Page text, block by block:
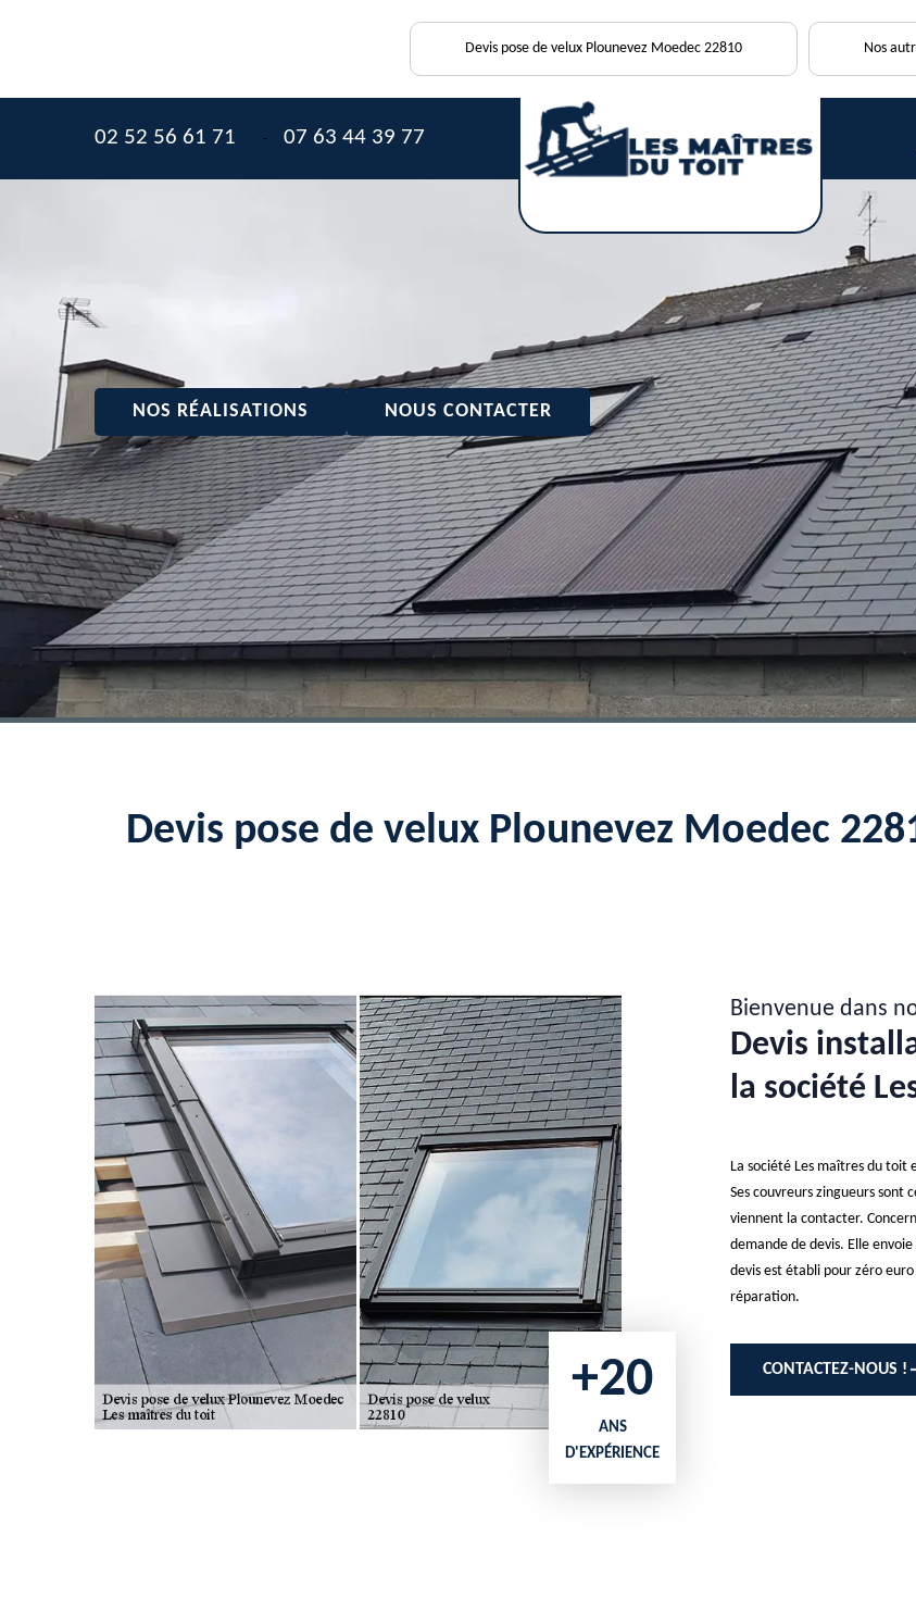
Devis pose de velux Plounevez Moedec 22810 Nos
02 52 56 61 71 - 07 63 44 39 77
NOS RÉALISATIONS NOUS CONTACTER
Devis pose de velux Plounevez Moedec
+20
ANS
D'EXPÉRIENCE
Bienvenue dans
Devis
la société
La société Les maîtres du toit
Ses couvreurs zingueurs sont
viennent la contacter.
demande de devis. Elle
devis est établi pour zéro
réparation.
CONTACTEZ-NOUS !